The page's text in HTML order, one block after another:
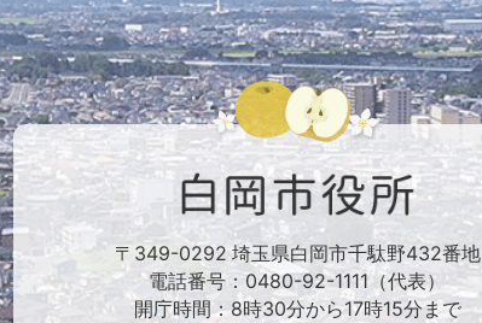
〒349-0292 埼玉県白岡市千駄野432番地
電話番号：0480-92-1111（代表）
開庁時間：8時30分から17時15分まで